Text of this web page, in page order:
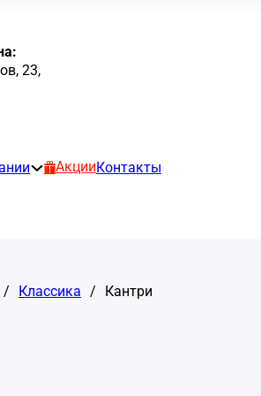
23,
Акции Контакты
/ Классика / Кантри